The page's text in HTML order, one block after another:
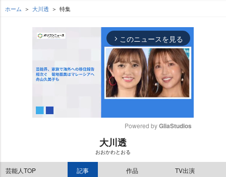
ホーム 大川透 特集
arrow_forward_ios このニュースを見る
Powered by GliaStudios
大川透
おおかわとおる
芸能人TOP 記事 作品 TV出演